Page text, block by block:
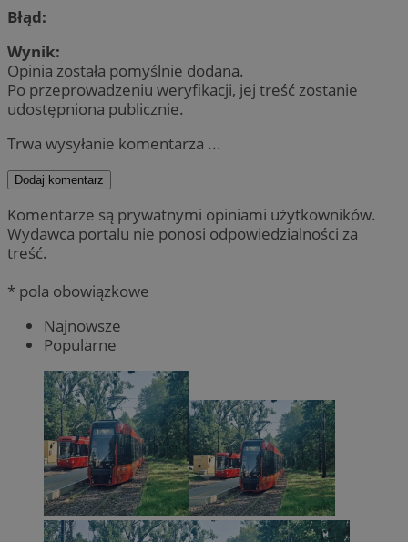
Błąd:
Wynik:
Opinia została pomyślnie dodana.
Po przeprowadzeniu weryfikacji, jej treść zostanie
udostępniona publicznie.
Trwa wysyłanie komentarza ...
Dodaj komentarz
Komentarze są prywatnymi opiniami użytkowników.
Wydawca portalu nie ponosi odpowiedzialności za
treść.
* pola obowiązkowe
Najnowsze
Popularne